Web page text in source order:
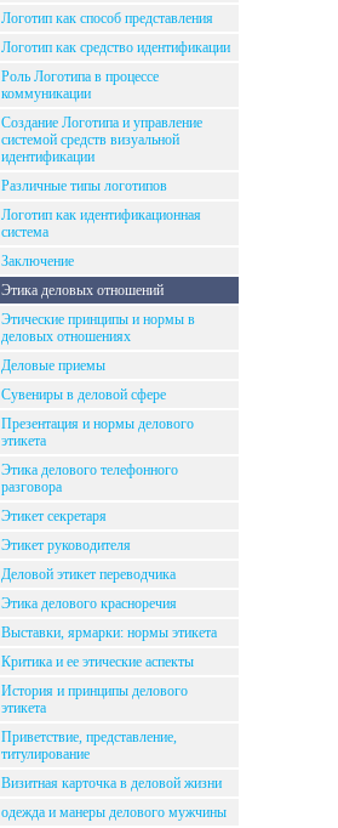
Логотип как способ представления
Логотип как средство идентификации
Роль Логотипа в процессе
коммуникации
Создание Логотипа и управление
системой средств визуальной
идентификации
Различные типы логотипов
Логотип как идентификационная
система
Заключение
Этика деловых отношений
Этические принципы и нормы в
деловых отношениях
Деловые приемы
Сувениры в деловой сфере
Презентация и нормы делового
этикета
Этика делового телефонного
разговора
Этикет секретаря
Этикет руководителя
Деловой этикет переводчика
Этика делового красноречия
Выставки, ярмарки: нормы этикета
Критика и ее этические аспекты
История и принципы делового
этикета
Приветствие, представление,
титулирование
Визитная карточка в деловой жизни
одежда и манеры делового мужчины